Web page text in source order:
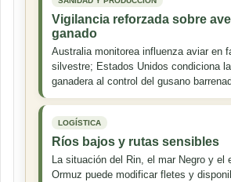
Vigilancia reforzada sobre
ganado
Australia monitorea influenza aviar en
silvestre; Estados Unidos condiciona
ganadera al control del gusano
LOGÍSTICA
Ríos bajos y rutas sensibles
La situación del Rin, el mar Negro y el
Ormuz puede modificar fletes y